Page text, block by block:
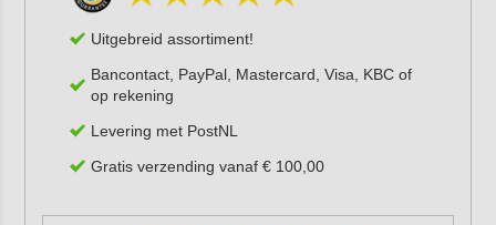
Uitgebreid assortiment!
Bancontact, PayPal, Mastercard, Visa, KBC of
op rekening
Levering met PostNL
Gratis verzending vanaf € 100,00